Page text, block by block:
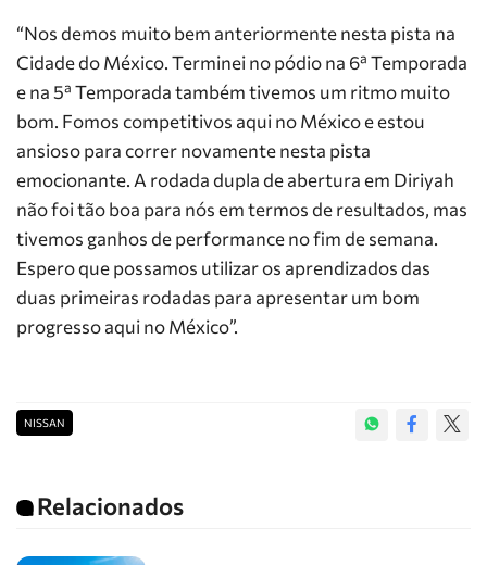
“Nos demos muito bem anteriormente nesta pista na
Cidade do México. Terminei no pódio na 6ª Temporada
e na 5ª Temporada também tivemos um ritmo muito
bom. Fomos competitivos aqui no México e estou
ansioso para correr novamente nesta pista
emocionante. A rodada dupla de abertura em Diriyah
não foi tão boa para nós em termos de resultados, mas
tivemos ganhos de performance no fim de semana.
Espero que possamos utilizar os aprendizados das
duas primeiras rodadas para apresentar um bom
progresso aqui no México”.
NISSAN
Relacionados